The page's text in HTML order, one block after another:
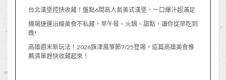
台北漢堡控快收藏！盤點6間高人氣美式漢堡，一口爆汁超滿足
機場捷運沿線美食不私藏，早午餐、火鍋、甜點，讓你從早吃到
晚!
高雄週末新玩法！2026旗津風箏節7/25登場，這篇高雄美食推
薦清單趕快收藏起來！